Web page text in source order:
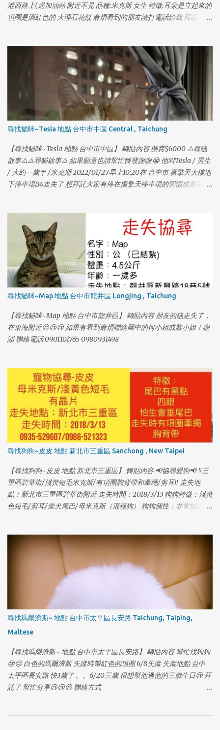
港西路上(過加油站 附近不見 品種:米克斯 女生 特徵:耳朵是立起來的
項圈是酒紅色的 大理石花紋 麻煩看到的朋友請打電話給我 拜託
1
尋找貓咪~Tesla 地點 台中市中區 Central , Taichung
【尋找貓咪~Tesla 地點 台中市中區】 轉貼內容 懸賞$6000 ⚠️尋貓
啟事⚠️⚠️尋貓啟事⚠️ 如果願意也請幫忙轉發謝謝😭 他叫Tesla / 男生
/ 大約一歲半 /米克斯 2022/01/27早上10:20在 台中市 廣擎天大樓地
下停車場B4走失了 想拜託大家有停在廣擎天停車場的習慣或是廣擎
大動作，他很喜歡吃鱈魚香絲，在家只要聽到包裝聲他就會過來
吃。 也有可能躲在車子底下管線，可以的話請大家幫忙注意，謝謝
大家🙏🏻🙏🏻🙏🏻🙏🏻🙏🏻 如果有找到或看到請聯絡 0976382707
（趙小姐） 0916917598（謝小姐） 再麻煩大家幫忙謝謝大家。
1
尋找貓咪~Map 地點 台中市龍井區 Longjing , Taichung
【尋找貓咪~Map 地點 台中市龍井區】 轉貼內容 朋友的貓走失了，
在東海附近😢😢😢 如果有看到麻煩聯絡圖中的何小姐或黎小姐！謝
謝 聯絡電話 0901101765 0980931498
1
尋找狗狗~皮皮 地點 新北市三重區 Sanchong , New Taipei
【尋找狗狗~皮皮 地點 新北市三重區】 轉貼內容 📢協尋愛狗📢 ‼️三
重區碧華街/淺黃短毛米克斯/有項圈胸背帶和牽繩/剪耳‼️ 走失地
點：新北市三重區碧華街附近 走失時間：2018/3/13 狗狗特徵：淺黃
色短毛/剪耳/柴犬尾巴/母米克斯（混種狗） 狗狗個性：非常怕生、
讓她自己跑出門了，請大家幫忙注意是否有她的行蹤，希望皮皮可
以趕快回家...謝謝🙏！ [有晶片] #走失 #狗走失
尋找瑪爾濟斯~ 地點 台中市太平區長安路 Taichung, Taiping,
Maltese
【尋找瑪爾濟斯~ 地點 台中市太平區長安路】 轉貼內容 幫忙找狗狗
😢😢 白色的瑪爾濟斯 失蹤時帶紅色的項圈 6/8失蹤 失蹤地點 台中
太平區長安路 快3歲了 。。6/20三歲 很想幫他過他的三歲生日😢 拜
託了 幫忙分享😢😢😢 聯絡方式